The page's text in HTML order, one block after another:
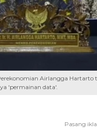
Airlangga
'permainan data'.